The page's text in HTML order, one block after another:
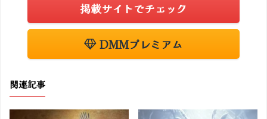
掲載サイトでチェック
DMMプレミアム
関連記事